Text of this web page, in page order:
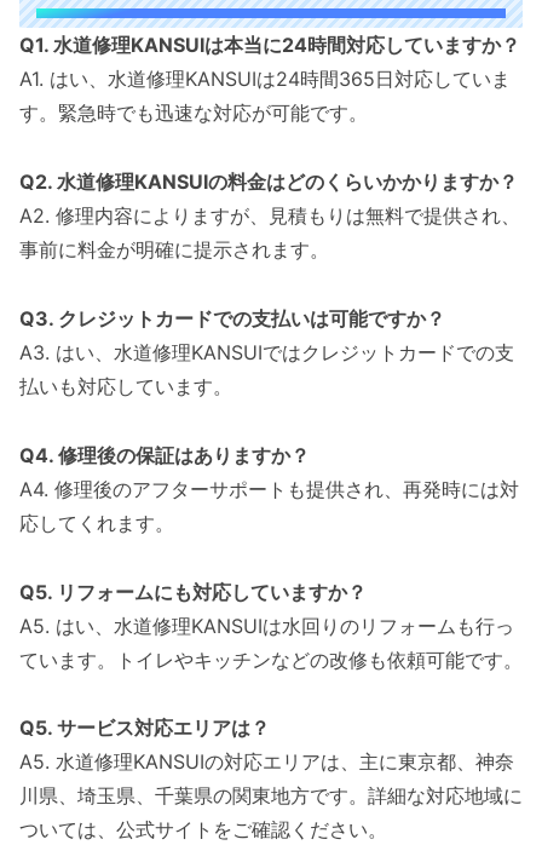
Q1. 水道修理KANSUIは本当に24時間対応していますか？
A1. はい、水道修理KANSUIは24時間365日対応していま
す。緊急時でも迅速な対応が可能です。
Q2. 水道修理KANSUIの料金はどのくらいかかりますか？
A2. 修理内容によりますが、見積もりは無料で提供され、
事前に料金が明確に提示されます。
Q3. クレジットカードでの支払いは可能ですか？
A3. はい、水道修理KANSUIではクレジットカードでの支
払いも対応しています。
Q4. 修理後の保証はありますか？
A4. 修理後のアフターサポートも提供され、再発時には対
応してくれます。
Q5. リフォームにも対応していますか？
A5. はい、水道修理KANSUIは水回りのリフォームも行っ
ています。トイレやキッチンなどの改修も依頼可能です。
Q5. サービス対応エリアは？
A5. 水道修理KANSUIの対応エリアは、主に東京都、神奈
川県、埼玉県、千葉県の関東地方です。詳細な対応地域に
ついては、公式サイトをご確認ください。